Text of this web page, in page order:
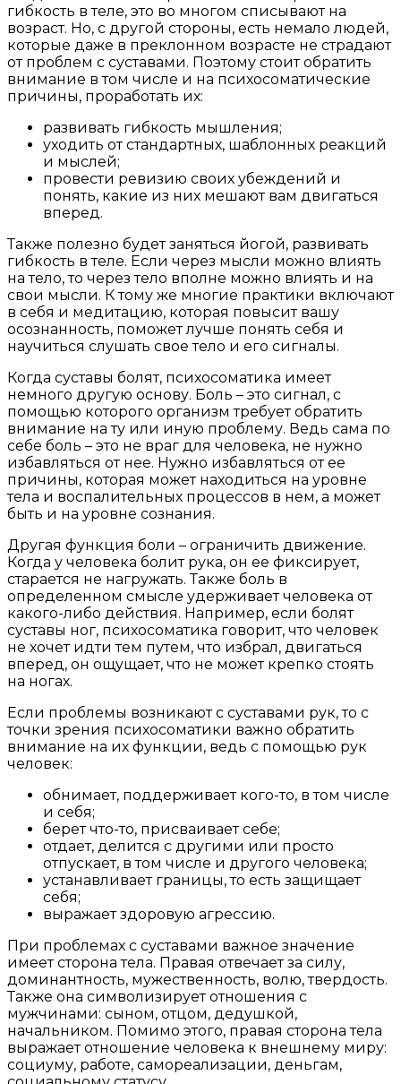
гибкость в теле, это во многом списывают на
возраст. Но, с другой стороны, есть немало людей,
которые даже в преклонном возрасте не страдают
от проблем с суставами. Поэтому стоит обратить
внимание в том числе и на психосоматические
причины, проработать их:
развивать гибкость мышления;
уходить от стандартных, шаблонных реакций
и мыслей;
провести ревизию своих убеждений и
понять, какие из них мешают вам двигаться
вперед.
Также полезно будет заняться йогой, развивать
гибкость в теле. Если через мысли можно влиять
на тело, то через тело вполне можно влиять и на
свои мысли. К тому же многие практики включают
в себя и медитацию, которая повысит вашу
осознанность, поможет лучше понять себя и
научиться слушать свое тело и его сигналы.
Когда суставы болят, психосоматика имеет
немного другую основу. Боль – это сигнал, с
помощью которого организм требует обратить
внимание на ту или иную проблему. Ведь сама по
себе боль – это не враг для человека, не нужно
избавляться от нее. Нужно избавляться от ее
причины, которая может находиться на уровне
тела и воспалительных процессов в нем, а может
быть и на уровне сознания.
Другая функция боли – ограничить движение.
Когда у человека болит рука, он ее фиксирует,
старается не нагружать. Также боль в
определенном смысле удерживает человека от
какого-либо действия. Например, если болят
суставы ног, психосоматика говорит, что человек
не хочет идти тем путем, что избрал, двигаться
вперед, он ощущает, что не может крепко стоять
на ногах.
Если проблемы возникают с суставами рук, то с
точки зрения психосоматики важно обратить
внимание на их функции, ведь с помощью рук
человек:
обнимает, поддерживает кого-то, в том числе
и себя;
берет что-то, присваивает себе;
отдает, делится с другими или просто
отпускает, в том числе и другого человека;
устанавливает границы, то есть защищает
себя;
выражает здоровую агрессию.
При проблемах с суставами важное значение
имеет сторона тела. Правая отвечает за силу,
доминантность, мужественность, волю, твердость.
Также она символизирует отношения с
мужчинами: сыном, отцом, дедушкой,
начальником. Помимо этого, правая сторона тела
выражает отношение человека к внешнему миру:
социуму, работе, самореализации, деньгам,